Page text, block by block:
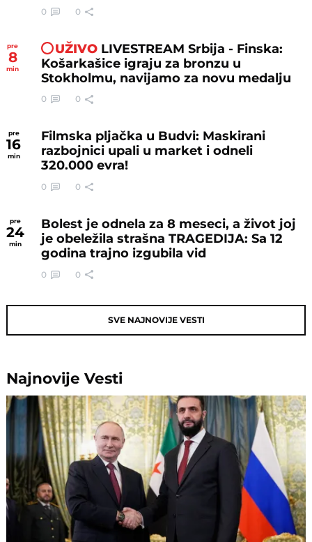
0 0
pre
8
min
UŽIVO LIVESTREAM Srbija - Finska:
Košarkašice igraju za bronzu u
Stokholmu, navijamo za novu medalju
0 0
pre
16
min
Filmska pljačka u Budvi: Maskirani
razbojnici upali u market i odneli
320.000 evra!
0 0
pre
24
min
Bolest je odnela za 8 meseci, a život joj
je obeležila strašna TRAGEDIJA: Sa 12
godina trajno izgubila vid
0 0
SVE NAJNOVIJE VESTI
NajnovijeVesti